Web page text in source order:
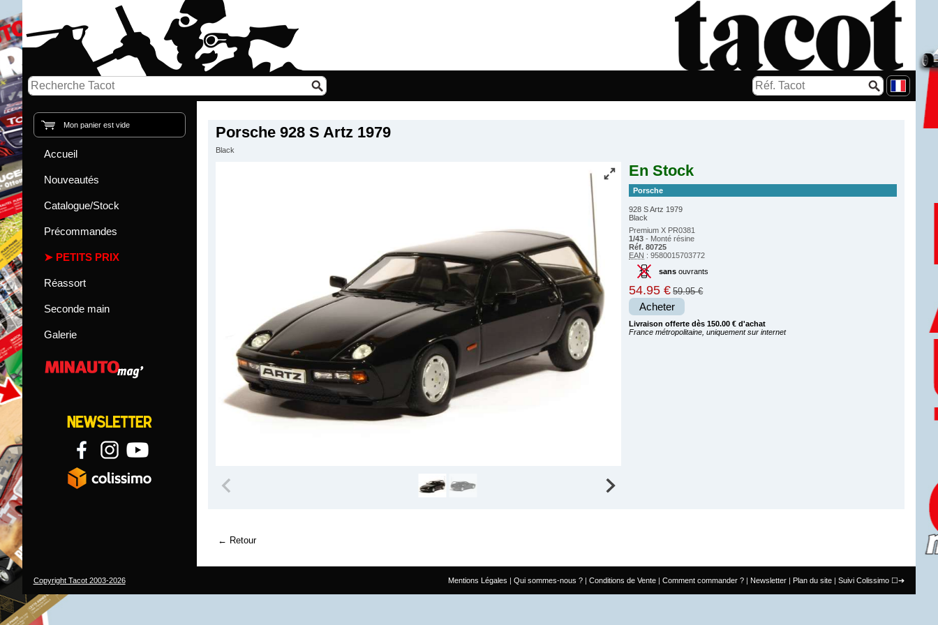
Porsche 928 S Artz 1979
Black
En Stock
Porsche
928 S Artz 1979
Black
Premium X PR0381
1/43 - Monté résine
Réf. 80725
EAN : 9580015703772
sansouvrants
54.95 € 59.95 €
Acheter
Livraison offerte dès 150.00 € d'achat
France métropolitaine, uniquement sur internet
Retour
Mon panier est vide
Accueil
Nouveautés
Catalogue/Stock
Précommandes
PETITS PRIX
Réassort
Seconde main
Galerie
Mentions Légales Qui sommes-nous ? Conditions de Vente Comment commander ? Newsletter Plan du site Suivi Colissimo
Copyright Tacot 2003-2026